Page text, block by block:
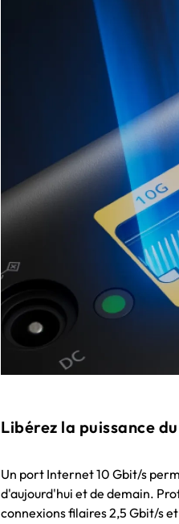
Libérez la puissance
Un port Internet 10 Gbit/s
d'aujourd'hui et de demain.
connexions filaires 2,5 Gbit/s